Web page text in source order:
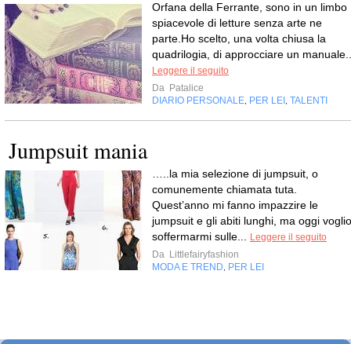
Orfana della Ferrante, sono in un limbo
spiacevole di letture senza arte ne
parte.Ho scelto, una volta chiusa la
quadrilogia, di approcciare un
Leggere il seguito
Da Patalice
DIARIO PERSONALE PER LEI TALENTI
Jumpsuit mania
…..la mia selezione di jumpsuit, o
comunemente chiamata tuta.
Quest’anno mi fanno impazzire le
jumpsuit e gli abiti lunghi, ma oggi voglio
soffermarmi sulle...
Leggere il seguito
Da Littlefairyfashion
MODA E TREND
PER LEI